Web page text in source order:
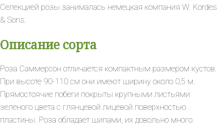
Селекцией розы занималась немецкая компания W. Kordes
& Sons.
Описание сорта
Роза Саммерсон отличается компактным размером кустов.
При высоте 90-110 см они имеют ширину около 0,5 м.
Прямостоячие побеги покрыты крупными листьями
зеленого цвета с глянцевой лицевой поверхностью
пластины. Роза обладает шипами, их довольно много.